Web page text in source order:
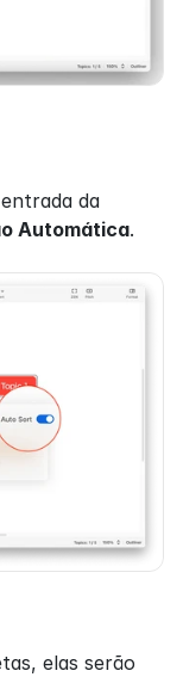
da
Automática.
elas serão